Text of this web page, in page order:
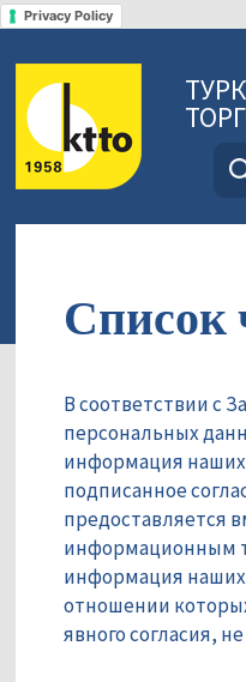
Privacy Policy
Список
В соответствии с
персональных
информация
подписанное
предоставляется
информационным
информация наших
отношении
явного согласия,